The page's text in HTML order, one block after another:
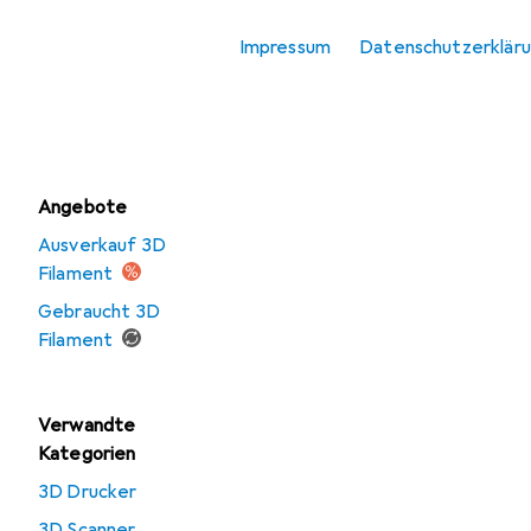
Impressum
Angebote
Ausverkauf 3D
Filament
Gebraucht 3D
Filament
Verwandte
Kategorien
3D Drucker